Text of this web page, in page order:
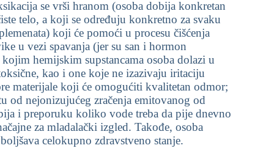
se vrši hranom (osoba dobija konkretan
telo, a koji se određuju konkretno za svaku
koji će pomoći u procesu čišćenja
u vezi spavanja (jer su san i hormon
hemijskim supstancama osoba dolazi u
kao i one koje ne izazivaju iritaciju
materijale koji će omogućiti kvalitetan odmor;
od nejonizujućeg zračenja emitovanog od
i preporuku koliko vode treba da pije dnevno
za mladalački izgled. Takođe, osoba
celokupno zdravstveno stanje.